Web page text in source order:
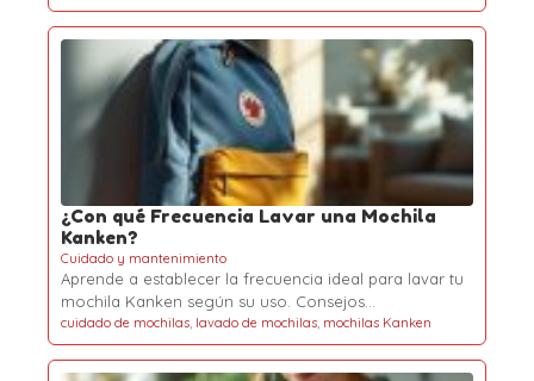
¿Con qué Frecuencia Lavar una Mochila
Kanken?
Cuidado y mantenimiento
Aprende a establecer la frecuencia ideal para lavar tu
mochila Kanken según su uso. Consejos…
cuidado de mochilas, lavado de mochilas, mochilas Kanken